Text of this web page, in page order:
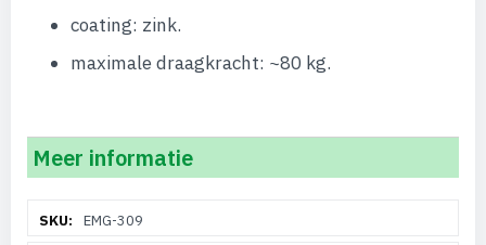
coating: zink.
maximale draagkracht: ~80 kg.
Meer informatie
informatieEMG-309